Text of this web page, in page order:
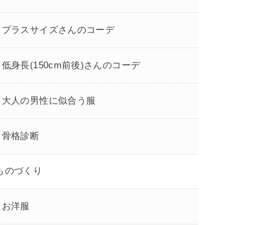
プラスサイズさんのコーデ
低身長(150cm前後)さんのコーデ
大人の男性に似合う服
骨格診断
のづくり
お洋服